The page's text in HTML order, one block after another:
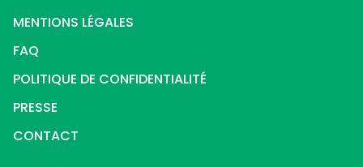
MENTIONS LÉGALES
FAQ
POLITIQUE DE CONFIDENTIALITÉ
PRESSE
CONTACT